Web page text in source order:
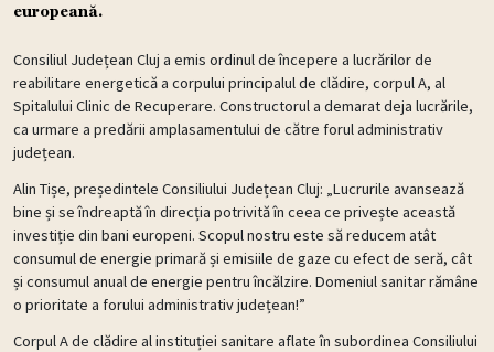
europeană.
Consiliul Județean Cluj a emis ordinul de începere a lucrărilor de
reabilitare energetică a corpului principalul de clădire, corpul A, al
Spitalului Clinic de Recuperare. Constructorul a demarat deja lucrările,
ca urmare a predării amplasamentului de către forul administrativ
județean.
Alin Tișe, președintele Consiliului Județean Cluj: „Lucrurile avansează
bine și se îndreaptă în direcția potrivită în ceea ce privește această
investiție din bani europeni. Scopul nostru este să reducem atât
consumul de energie primară și emisiile de gaze cu efect de seră, cât
și consumul anual de energie pentru încălzire. Domeniul sanitar rămâne
o prioritate a forului administrativ județean!”
Corpul A de clădire al instituției sanitare aflate în subordinea Consiliului